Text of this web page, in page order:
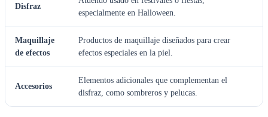
Disfraz
especialmente en Halloween.
Maquillaje
de efectos
Productos de maquillaje diseñados para crear
efectos especiales en la piel.
Accesorios
Elementos adicionales que complementan el
disfraz, como sombreros y pelucas.